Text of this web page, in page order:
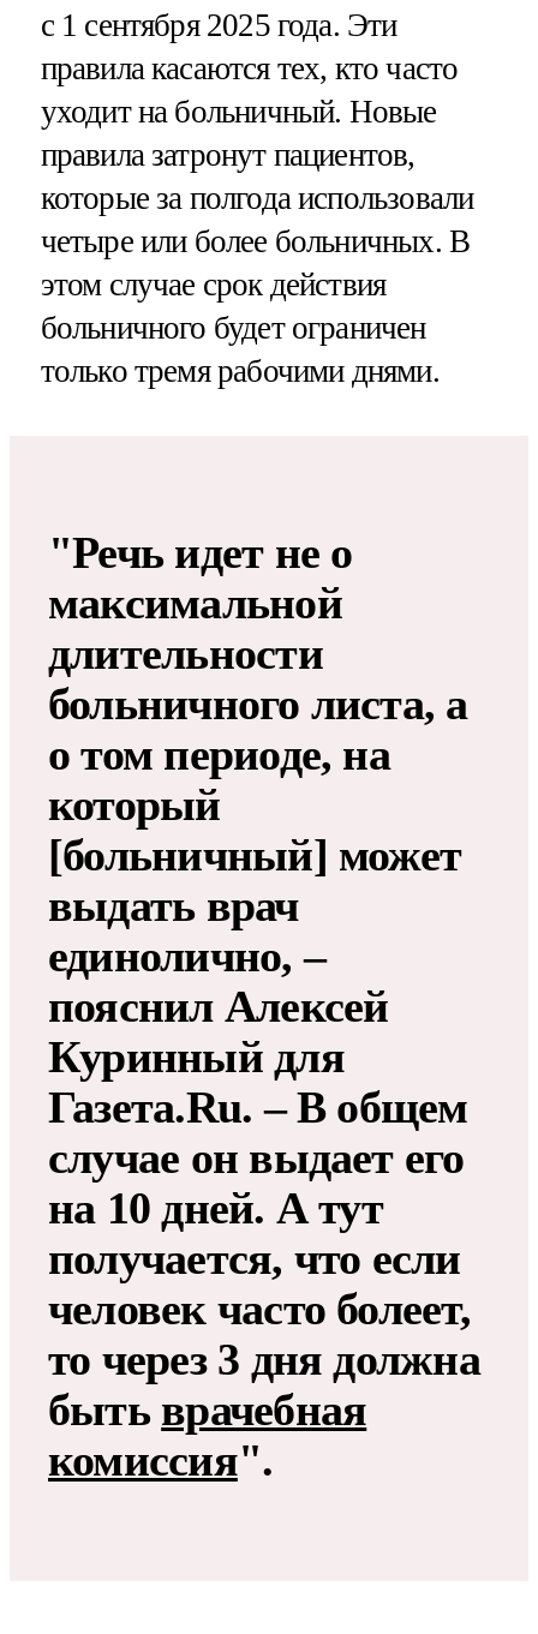
с 1 сентября 2025 года. Эти
правила касаются тех, кто часто
уходит на больничный. Новые
правила затронут пациентов,
которые за полгода использовали
четыре или более больничных. В
этом случае срок действия
больничного будет ограничен
только тремя рабочими днями.
"Речь идет не о
максимальной
длительности
больничного листа, а
о том периоде, на
который
[больничный] может
выдать врач
единолично, –
пояснил Алексей
Куринный для
Газета.Ru. – В общем
случае он выдает его
на 10 дней. А тут
получается, что если
человек часто болеет,
то через 3 дня должна
быть врачебная
комиссия".